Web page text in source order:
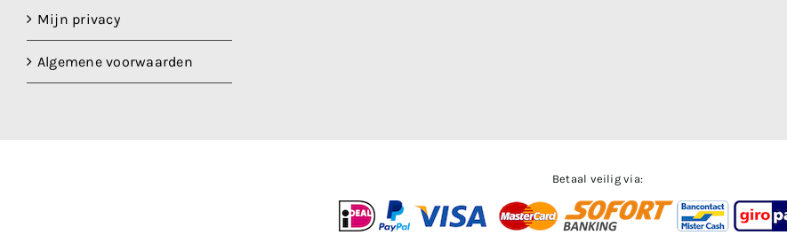
Mijn privacy
Algemene voorwaarden
Betaal veilig via: